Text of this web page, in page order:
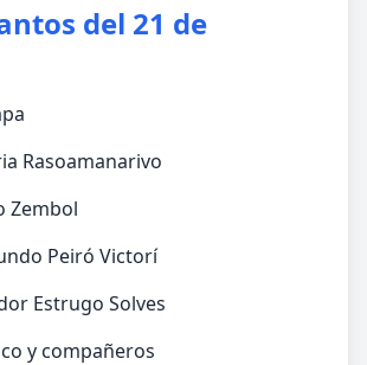
del 21 de
Rasoamanarivo
Zembol
Peiró Victorí
Estrugo Solves
y compañeros